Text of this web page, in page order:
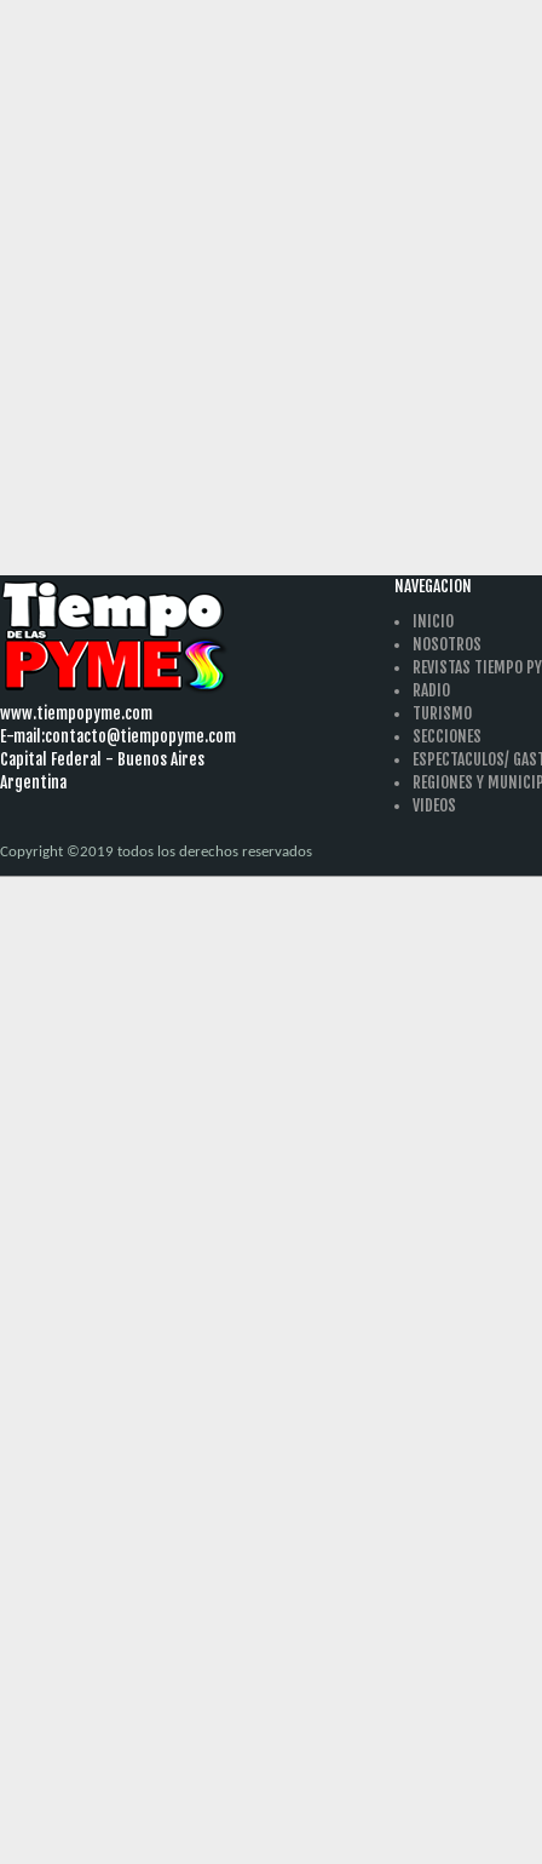
www.tiempopyme.com
E-mail:contacto@tiempopyme.com
Capital Federal - Buenos Aires
Argentina
NAVEGACION
INICIO
NOSOTROS
REVISTAS TIEMPO
RADIO
TURISMO
SECCIONES
ESPECTACULOS/
REGIONES Y
VIDEOS
Copyright ©2019 todos los derechos reservados